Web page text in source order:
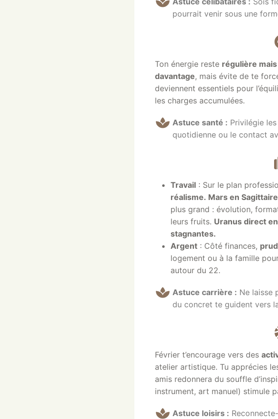
pourrait venir sous une
Ton énergie reste régulière
davantage, mais évite de te
deviennent essentiels pour
les charges accumulées.
Astuce santé : Privilégie
quotidienne ou le contact
Travail : Sur le plan
réalisme. Mars en
plus grand : évolution,
leurs fruits. Uranus direct
stagnantes.
Argent : Côté finances,
logement ou à la famille
autour du 22.
Astuce carrière : Ne laisse
du concret te guident vers
Février t’encourage vers des
atelier artistique. Tu apprécies
amis redonnera du souffle
instrument, art manuel) stimule
Astuce loisirs :